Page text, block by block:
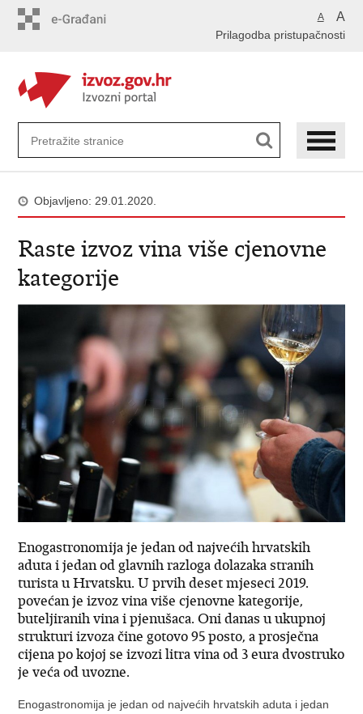
A A
Prilagodba pristupačnosti
Objavljeno: 29.01.2020.
Raste izvoz vina više cjenovne
kategorije
Enogastronomija je jedan od najvećih hrvatskih
aduta i jedan od glavnih razloga dolazaka stranih
turista u Hrvatsku. U prvih deset mjeseci 2019.
povećan je izvoz vina više cjenovne kategorije,
buteljiranih vina i pjenušaca. Oni danas u ukupnoj
strukturi izvoza čine gotovo 95 posto, a prosječna
cijena po kojoj se izvozi litra vina od 3 eura dvostruko
je veća od uvozne.
Enogastronomija je jedan od najvećih hrvatskih aduta i jedan